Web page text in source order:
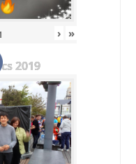
› »
2019